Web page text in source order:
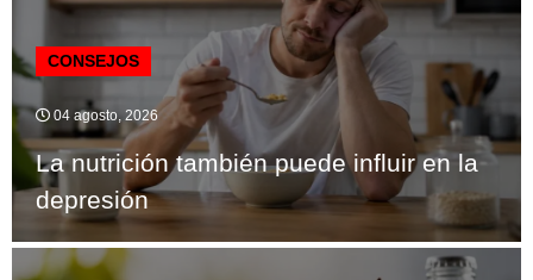
CONSEJOS
04 agosto, 2026
La nutrición también puede influir en la
depresión